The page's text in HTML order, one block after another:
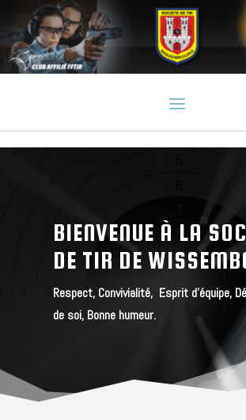
BIENVENUE À LA
DE TIR DE
Respect, Convivialité, Esprit d’équipe,
de soi, Bonne humeur.